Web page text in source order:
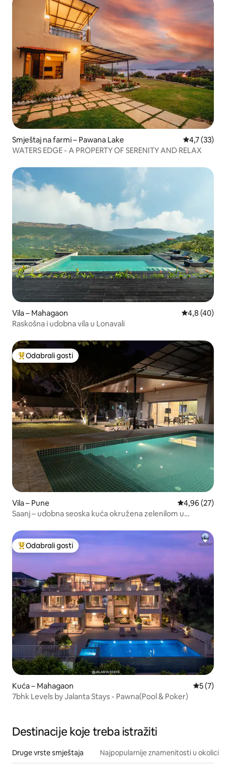
Smještaj na farmi – Pawana Lake Prosječna
4,7 (33)
WATERS EDGE - A PROPERTY OF SERENITY AND RELAX
Vila – Mahagaon Prosječna
4,8 (40)
Raskošna i udobna vila u Lonavali
Među najviše rangiranima s oznakom „Odabrali gosti”
Odabrali gosti
Vila – Pune Prosječna
4,96 (27)
Saanj – udobna seoska kuća okružena zelenilom u
Među najviše rangiranima s oznakom „Odabrali gosti”
Odabrali gosti
Kuća – Mahagaon
5 (7)
7bhk Levels by Jalanta Stays - Pawna(Pool & Poker)
Destinacije koje treba istražiti
Druge vrste smještaja Najpopularnije znamenitosti u okolici